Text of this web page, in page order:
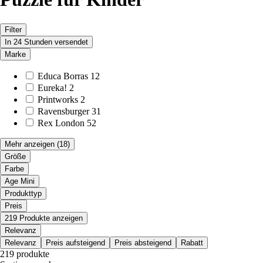
Filter
In 24 Stunden versendet
Marke
Educa Borras 12
Eureka! 2
Printworks 2
Ravensburger 31
Rex London 52
Mehr anzeigen (18)
Größe
Farbe
Age Mini
Produkttyp
Preis
219 Produkte anzeigen
Relevanz
Relevanz
Preis aufsteigend Preis absteigend Rabatt
219 produkte